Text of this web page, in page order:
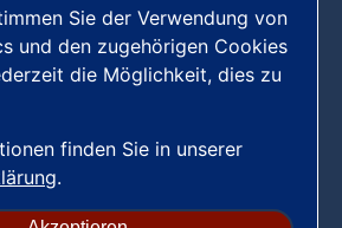
Sie der Verwendung von
und den zugehörigen Cookies
die Möglichkeit, dies zu
finden Sie in unserer
.